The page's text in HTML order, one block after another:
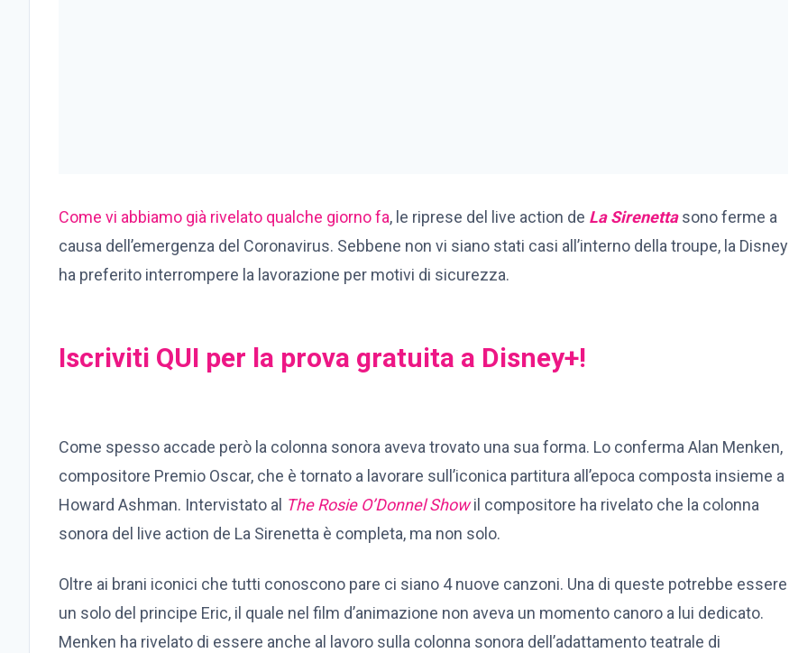
Come vi abbiamo già rivelato qualche giorno fa, le riprese del live action de La Sirenettasono ferme a
causa dell’emergenza del Coronavirus. Sebbene non vi siano stati casi all’interno della troupe, la Disney
ha preferito interrompere la lavorazione per motivi di sicurezza.
Iscriviti QUI per la prova gratuita a Disney+!
Come spesso accade però la colonna sonora aveva trovato una sua forma. Lo conferma Alan Menken,
compositore Premio Oscar, che è tornato a lavorare sull’iconica partitura all’epoca composta insieme a
Howard Ashman. Intervistato al The Rosie O’Donnel Showil compositore ha rivelato che la colonna
sonora del live action de La Sirenetta è completa, ma non solo.
Oltre ai brani iconici che tutti conoscono pare ci siano 4 nuove canzoni. Una di queste potrebbe essere
un solo del principe Eric, il quale nel film d’animazione non aveva un momento canoro a lui dedicato.
Menken ha rivelato di essere anche al lavoro sulla colonna sonora dell’adattamento teatrale di